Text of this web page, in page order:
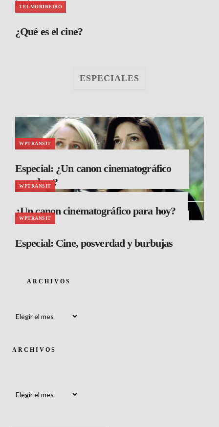
imágenes
TELMORIBEIRO
¿Qué es el cine?
ESPECIALES
(II)
WPTRANSIT
Especial: ¿Un canon cinematográfico
para hoy?
WPTRANSIT
¿Un canon cinematográfico para hoy?
WPTRANSIT
Especial: Cine, posverdad y burbujas
ARCHIVOS
ARCHIVOS